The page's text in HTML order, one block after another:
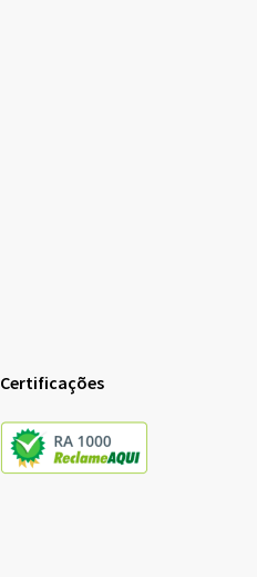
Certificações